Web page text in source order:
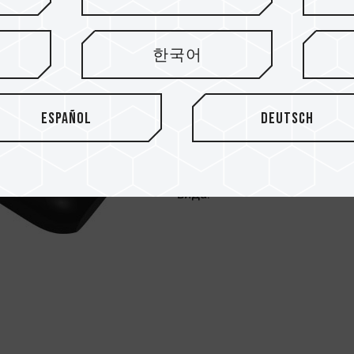
Колпачок
благодаря
После тщательного
добавить скрытую
При использовании USB-
задней стороны
Помимо удобства, это
вида.
한국어
Español Deutsch